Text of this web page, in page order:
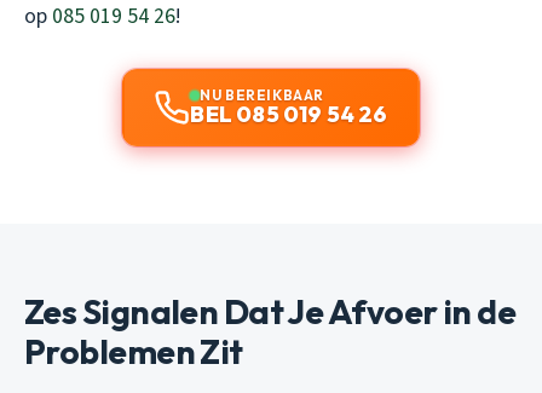
op 085 019 54 26!
NU BEREIKBAAR
BEL 085 019 54 26
Zes Signalen Dat Je Afvoer in de
Problemen Zit